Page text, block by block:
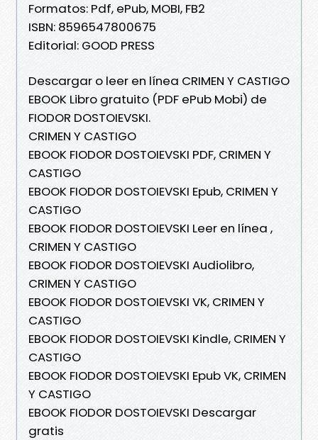
Formatos: Pdf, ePub, MOBI, FB2
ISBN: 8596547800675
Editorial: GOOD PRESS
Descargar o leer en línea CRIMEN Y CASTIGO
EBOOK Libro gratuito (PDF ePub Mobi) de
FIODOR DOSTOIEVSKI.
CRIMEN Y CASTIGO
EBOOK FIODOR DOSTOIEVSKI PDF, CRIMEN Y
CASTIGO
EBOOK FIODOR DOSTOIEVSKI Epub, CRIMEN Y
CASTIGO
EBOOK FIODOR DOSTOIEVSKI Leer en línea ,
CRIMEN Y CASTIGO
EBOOK FIODOR DOSTOIEVSKI Audiolibro,
CRIMEN Y CASTIGO
EBOOK FIODOR DOSTOIEVSKI VK, CRIMEN Y
CASTIGO
EBOOK FIODOR DOSTOIEVSKI Kindle, CRIMEN Y
CASTIGO
EBOOK FIODOR DOSTOIEVSKI Epub VK, CRIMEN
Y CASTIGO
EBOOK FIODOR DOSTOIEVSKI Descargar
gratis